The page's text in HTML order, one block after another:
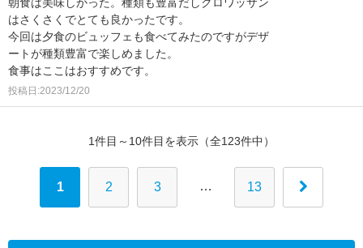
はさくさくでとても良かったです。
今回は夕食のビュッフェも食べてみたのですがデザ
ートが種類豊富で楽しめました。
食事はここはおすすめです。
投稿日:2023/12/20
1件目～10件目を表示（全123件中）
1 2 3 … 13